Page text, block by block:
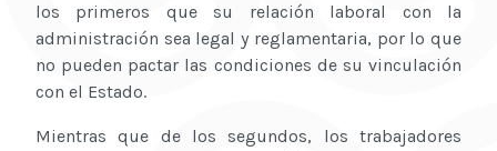
los primeros que su relación laboral con la
administración sea legal y reglamentaria, por lo que
no pueden pactar las condiciones de su vinculación
con el Estado.
Mientras que de los segundos, los trabajadores